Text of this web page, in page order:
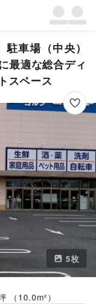
車場（中央）
最適な総合ディ
スペース
5枚
（10.0m²）